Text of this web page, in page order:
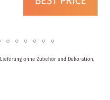
Lieferung ohne Zubehör und Dekoration.